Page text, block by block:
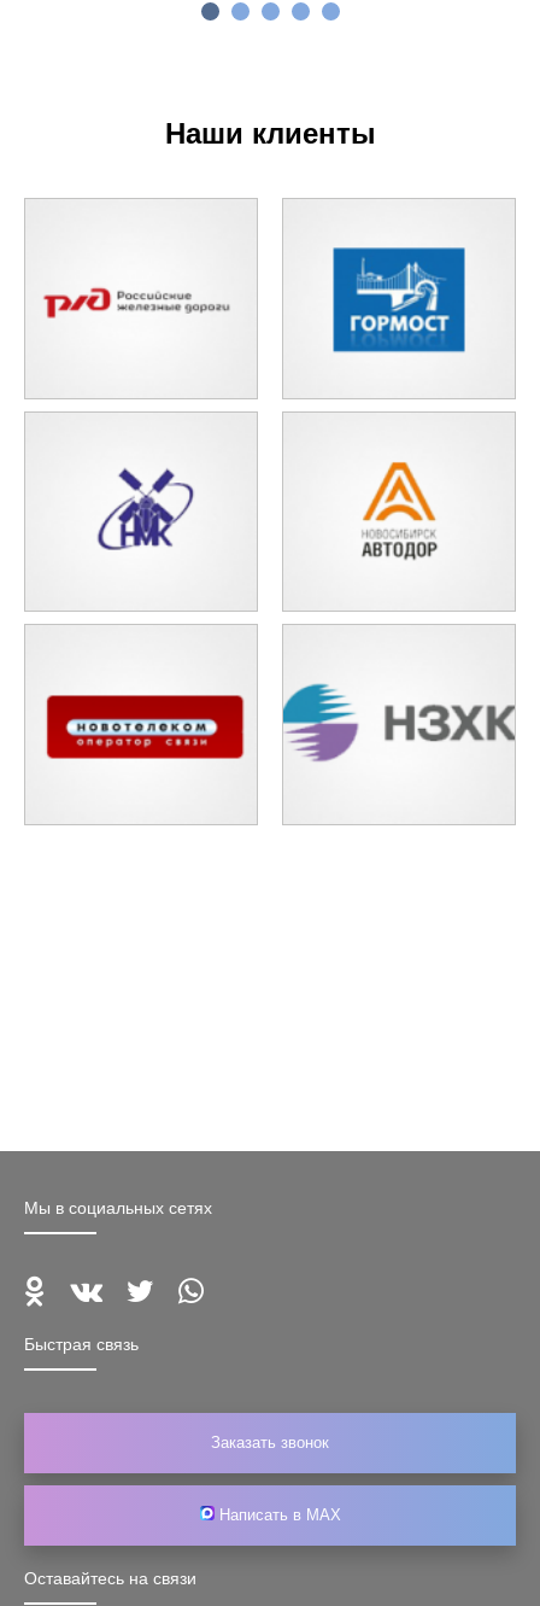
Наши клиенты
Оставайтесь на связи
Мы в социальных сетях
Быстрая связь
Заказать звонок
Написать в MAX